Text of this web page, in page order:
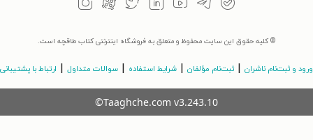
© کلیه حقوق این سایت محفوظ و متعلق به فروشگاه اینترنتی کتاب طاقچه است.
ورود و ثبت‌نام ناشران ثبت‌نام مؤلفان شرایط استفاده سوالات متداول ارتباط با پشتیبانی
©Taaghche.com v3.243.10